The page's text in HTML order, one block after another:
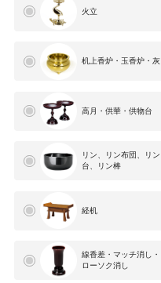
火立
机上香炉・玉香炉・灰
高月・供華・供物台
リン、リン布団、リン
台、リン棒
経机
線香差・マッチ消し・
ローソク消し